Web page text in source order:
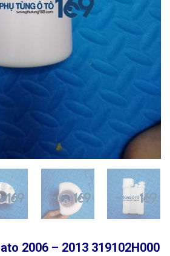
2006 – 2013 319102H000